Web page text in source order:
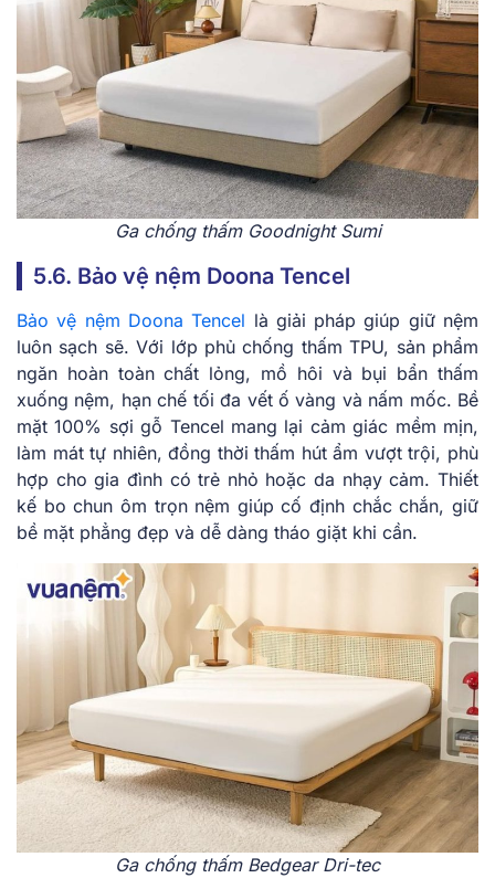
Ga chống thấm Goodnight Sumi
5.6. Bảo vệ nệm Doona Tencel
Bảo vệ nệm Doona Tencel là giải pháp giúp giữ nệm
luôn sạch sẽ. Với lớp phủ chống thấm TPU, sản phẩm
ngăn hoàn toàn chất lỏng, mồ hôi và bụi bẩn thấm
xuống nệm, hạn chế tối đa vết ố vàng và nấm mốc. Bề
mặt 100% sợi gỗ Tencel mang lại cảm giác mềm mịn,
làm mát tự nhiên, đồng thời thấm hút ẩm vượt trội, phù
hợp cho gia đình có trẻ nhỏ hoặc da nhạy cảm. Thiết
kế bo chun ôm trọn nệm giúp cố định chắc chắn, giữ
bề mặt phẳng đẹp và dễ dàng tháo giặt khi cần.
Ga chống thấm Bedgear Dri-tec